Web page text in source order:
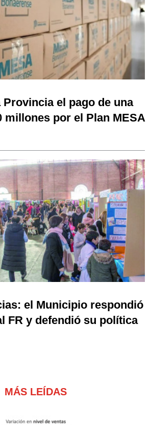
Provincia el pago de una
millones por el Plan MESA
el Municipio respondió
FR y defendió su política
MÁS LEÍDAS